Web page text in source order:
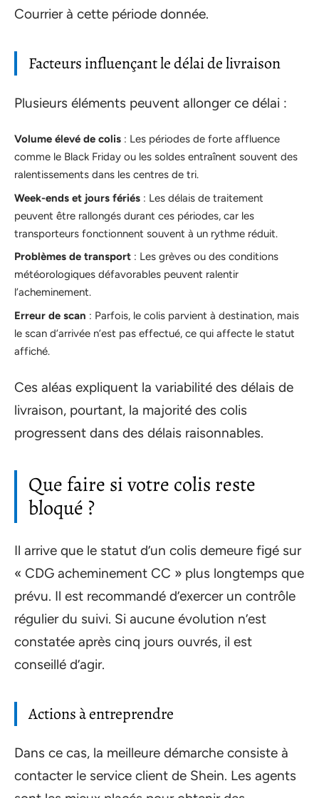
Courrier à cette période donnée.
Facteurs influençant le délai de livraison
Plusieurs éléments peuvent allonger ce délai :
Volume élevé de colis : Les périodes de forte affluence
comme le Black Friday ou les soldes entraînent souvent des
ralentissements dans les centres de tri.
Week-ends et jours fériés : Les délais de traitement
peuvent être rallongés durant ces périodes, car les
transporteurs fonctionnent souvent à un rythme réduit.
Problèmes de transport : Les grèves ou des conditions
météorologiques défavorables peuvent ralentir
l’acheminement.
Erreur de scan : Parfois, le colis parvient à destination, mais
le scan d’arrivée n’est pas effectué, ce qui affecte le statut
affiché.
Ces aléas expliquent la variabilité des délais de
livraison, pourtant, la majorité des colis
progressent dans des délais raisonnables.
Que faire si votre colis reste
bloqué ?
Il arrive que le statut d’un colis demeure figé sur
« CDG acheminement CC » plus longtemps que
prévu. Il est recommandé d’exercer un contrôle
régulier du suivi. Si aucune évolution n’est
constatée après cinq jours ouvrés, il est
conseillé d’agir.
Actions à entreprendre
Dans ce cas, la meilleure démarche consiste à
contacter le service client de Shein. Les agents